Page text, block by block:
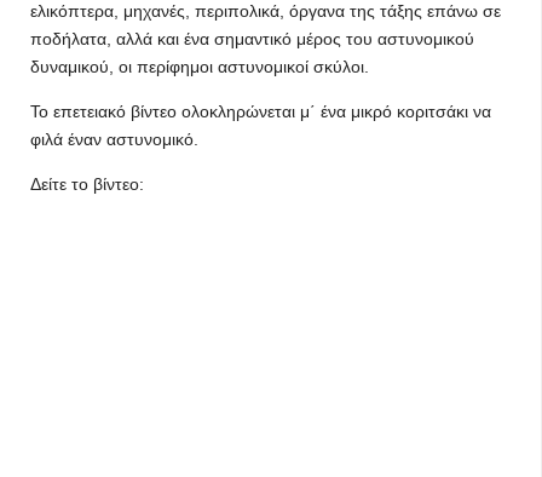
ελικόπτερα, μηχανές, περιπολικά, όργανα της τάξης επάνω σε
ποδήλατα, αλλά και ένα σημαντικό μέρος του αστυνομικού
δυναμικού, οι περίφημοι αστυνομικοί σκύλοι.
Το επετειακό βίντεο ολοκληρώνεται μ΄ ένα μικρό κοριτσάκι να
φιλά έναν αστυνομικό.
Δείτε το βίντεο: